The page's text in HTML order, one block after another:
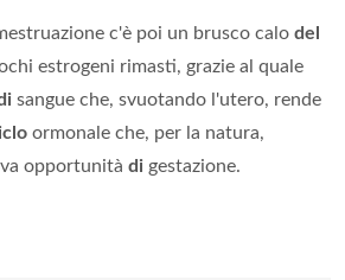
c'è poi un brusco calo del
estrogeni rimasti, grazie al quale
sangue che, svuotando l'utero, rende
ormonale che, per la natura,
opportunità di gestazione.